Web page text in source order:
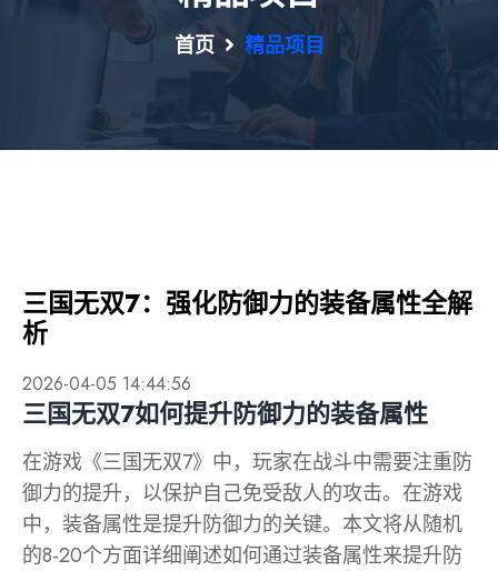
首页 精品项目
三国无双7：强化防御力的装备属性全解
析
2026-04-05 14:44:56
三国无双7如何提升防御力的装备属性
在游戏《三国无双7》中，玩家在战斗中需要注重防
御力的提升，以保护自己免受敌人的攻击。在游戏
中，装备属性是提升防御力的关键。本文将从随机
的8-20个方面详细阐述如何通过装备属性来提升防